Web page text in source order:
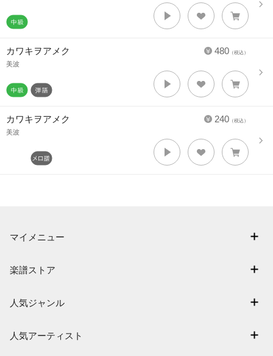
480 （税込）
カワキヲアメク
美波
240 （税込）
カワキヲアメク
美波
マイメニュー
退会はこちら
楽譜ストア
難易度別に探す
人気ジャンル
人気アーティスト